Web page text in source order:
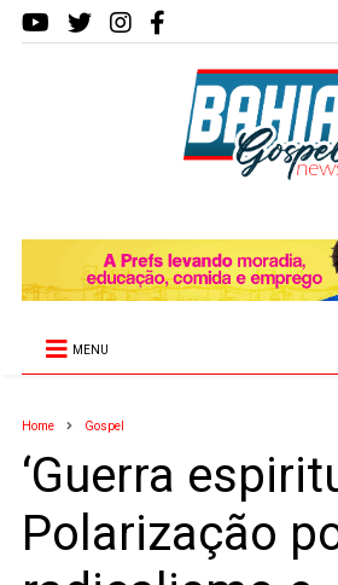
MENU
Home Gospel
‘Guerra
Polarização